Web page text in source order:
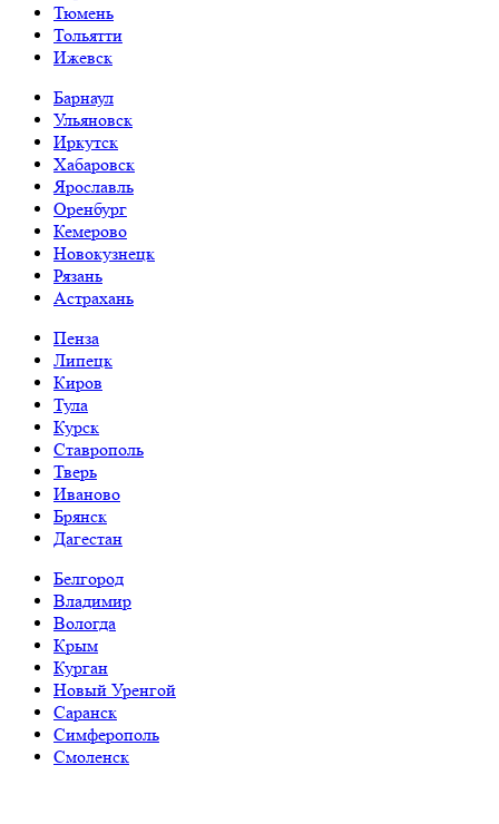
Тюмень
Тольятти
Ижевск
Барнаул
Ульяновск
Иркутск
Хабаровск
Ярославль
Оренбург
Кемерово
Новокузнецк
Рязань
Астрахань
Пенза
Липецк
Киров
Тула
Курск
Ставрополь
Тверь
Иваново
Брянск
Дагестан
Белгород
Владимир
Вологда
Крым
Курган
Новый Уренгой
Саранск
Симферополь
Смоленск